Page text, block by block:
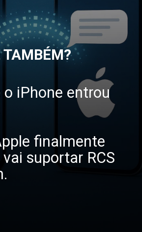
TAMBÉM?
o iPhone entrou
finalmente
suportar RCS